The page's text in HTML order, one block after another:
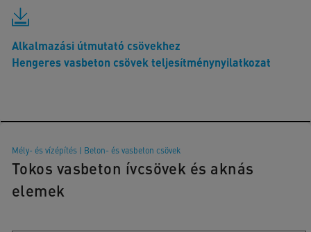
Alkalmazási útmutató csövekhez
Hengeres vasbeton csövek teljesítménynyilatkozat
Mély- és vízépítés | Beton- és vasbeton csövek
Tokos vasbeton ívcsövek és aknás
elemek